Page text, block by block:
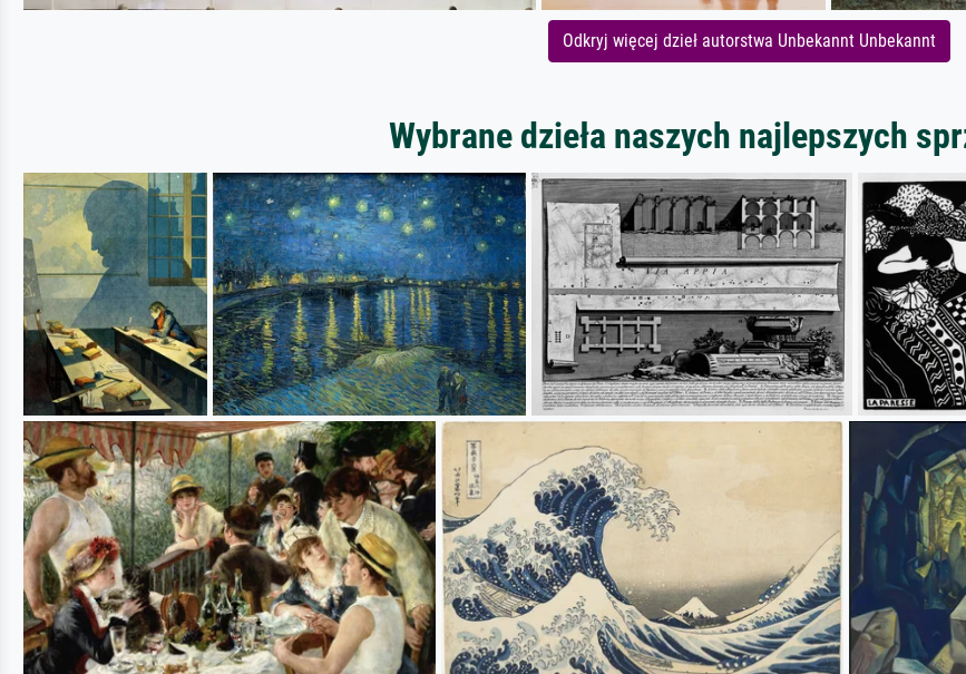
Odkryj więcej dzieł autorstwa Unbekannt Unbekannt
Wybrane dzieła naszych najlepszych